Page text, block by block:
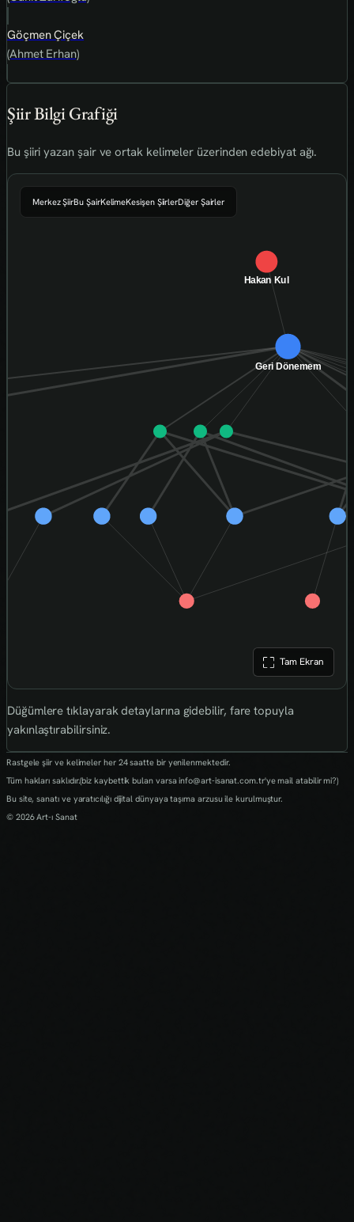
Göçmen Çiçek
(Ahmet Erhan)
Şiir Bilgi Grafiği
Bu şiiri yazan şair ve ortak kelimeler üzerinden edebiyat ağı.
Tam Ekran
Merkez ŞiirBu ŞairKelimeKesişen ŞiirlerDiğer Şairler
Düğümlere tıklayarak detaylarına gidebilir, fare topuyla
yakınlaştırabilirsiniz.
Rastgele şiir ve kelimeler her 24 saatte bir yenilenmektedir.
Tüm hakları saklıdır.(biz kaybettik bulan varsa info@art-isanat.com.tr'ye mail atabilir mi?)
Bu site, sanatı ve yaratıcılığı dijital dünyaya taşıma arzusu ile kurulmuştur.
© 2026 Art-ı Sanat